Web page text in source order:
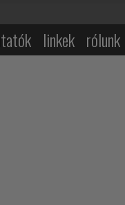
linkek rólunk